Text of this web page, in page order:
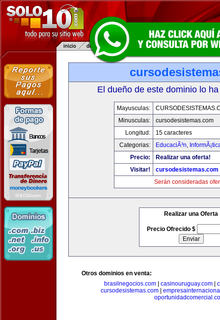
El dueño de este dominio lo
Mayusculas:
Minusculas:
cursodesistemas.com
Longitud:
15 caracteres
Categorias:
EducaciÃ³n,
Precio:
Realizar una oferta!
Visitar!
cursodesistemas.com
Serán consideradas
Realizar una Oferta
Precio Ofrecido $
Otros dominios en venta:
brasilnegocios.com| casinouruguay.com|
cursodesistemas.com